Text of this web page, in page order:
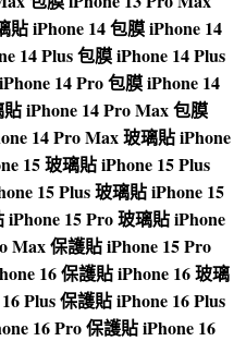
貼iPhone 14 包膜iPhone 14
14 Plus 包膜iPhone 14 Plus
iPhone 14 Pro 包膜iPhone 14
貼iPhone 14 Pro Max 包膜
14 Pro Max 玻璃貼iPhone
15 玻璃貼iPhone 15 Plus
15 Plus 玻璃貼iPhone 15
iPhone 15 Pro 玻璃貼iPhone
Max 保護貼iPhone 15 Pro
16 保護貼iPhone 16 玻璃
Plus 保護貼iPhone 16 Plus
16 Pro 保護貼iPhone 16